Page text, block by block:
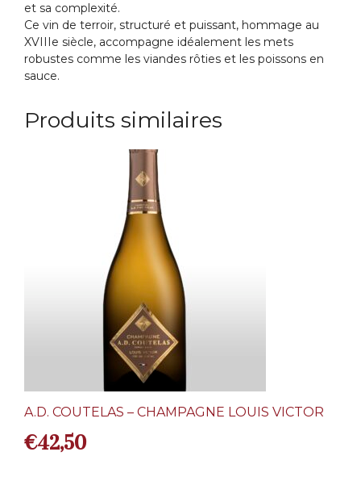
et sa complexité.
Ce vin de terroir, structuré et puissant, hommage au
XVIIIe siècle, accompagne idéalement les mets
robustes comme les viandes rôties et les poissons en
sauce.
Produits similaires
A.D. COUTELAS – CHAMPAGNE LOUIS VICTOR
€42,50